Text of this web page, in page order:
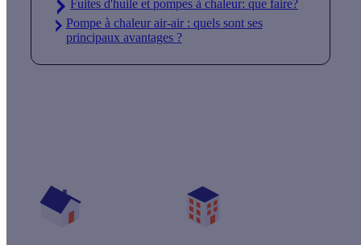
Fuites d'huile et pompes à chaleur: que faire?
Pompe à chaleur air-air : quels sont ses
principaux avantages ?